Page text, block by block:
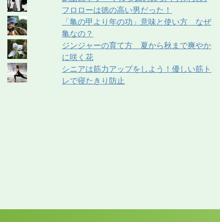
フロローは徳の高い男だった！
「亀の甲より年の功」意味と使い方 なぜ
亀なの？
ジンジャーの育て方 夏から秋まで爽やか
に咲く花
シニアは筋力アップをしよう！優しい筋ト
レで寝たきり防止